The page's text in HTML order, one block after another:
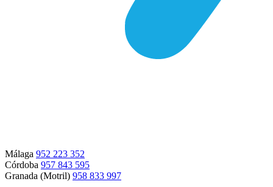
Málaga 952 223 352
Córdoba 957 843 595
Granada (Motril) 958 833 997